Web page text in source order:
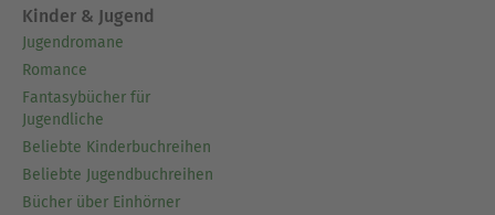
Kinder & Jugend
Jugendromane
Romance
Fantasybücher für
Jugendliche
Beliebte Kinderbuchreihen
Beliebte Jugendbuchreihen
Bücher über Einhörner